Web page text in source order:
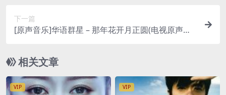
下一篇
[原声音乐]华语群星 – 那年花开月正圆(电视原声带)
相关文章
VIP VIP